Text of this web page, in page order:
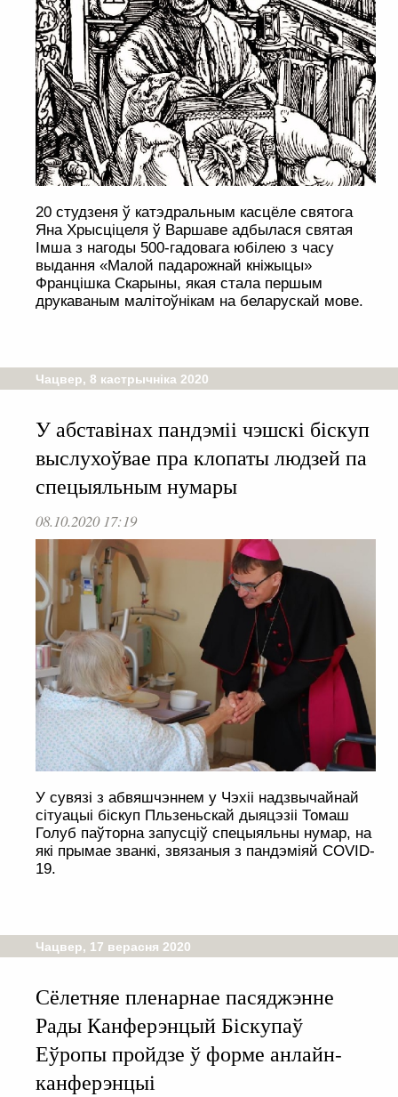
20 студзеня ў катэдральным касцёле святога
Яна Хрысціцеля ў Варшаве адбылася святая
Імша з нагоды 500-гадовага юбілею з часу
выдання «Малой падарожнай кніжыцы»
Францішка Скарыны, якая стала першым
друкаваным малітоўнікам на беларускай мове.
Чацвер, 8 кастрычніка 2020
У абставінах пандэміі чэшскі біскуп
выслухоўвае пра клопаты людзей па
спецыяльным нумары
08.10.2020 17:19
У сувязі з абвяшчэннем у Чэхіі надзвычайнай
сітуацыі біскуп Пльзеньскай дыяцэзіі Томаш
Голуб паўторна запусціў спецыяльны нумар, на
які прымае званкі, звязаныя з пандэміяй COVID-
19.
Чацвер, 17 верасня 2020
Сёлетняе пленарнае пасяджэнне
Рады Канферэнцый Біскупаў
Еўропы пройдзе ў форме анлайн-
канферэнцыі